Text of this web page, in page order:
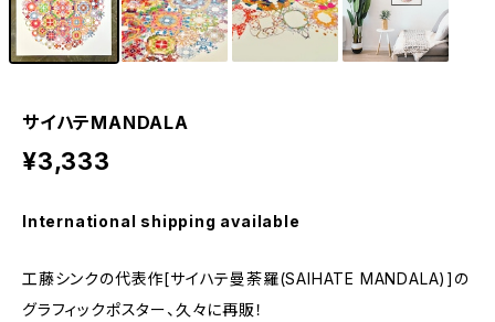
サイハテMANDALA
¥3,333
International shipping available
工藤シンクの代表作[サイハテ曼荼羅(SAIHATE MANDALA)]の
グラフィックポスター、久々に再販！